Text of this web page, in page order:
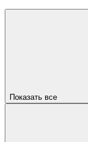
Показать все